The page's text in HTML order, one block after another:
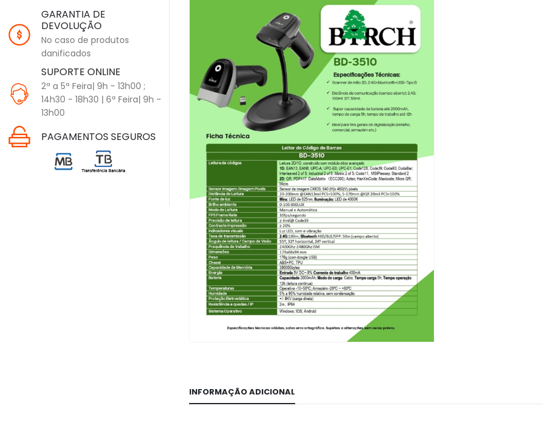
INFORMAÇÃO ADICIONAL
GARANTIA DE
DEVOLUÇÃO
No caso de produtos
danificados
SUPORTE ONLINE
2ª a 5ª Feira| 9h - 13h00 ;
14h30 - 18h30 | 6ª Feira| 9h -
13h00
PAGAMENTOS SEGUROS